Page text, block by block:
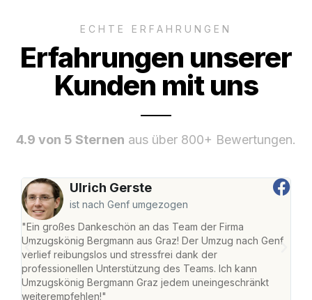
ECHTE ERFAHRUNGEN
Erfahrungen unserer
Kunden mit uns
4.9 von 5 Sternen aus über 800+ Bewertungen.
Ulrich Gerste
ist nach Genf umgezogen
"Ein großes Dankeschön an das Team der Firma
Umzugskönig Bergmann aus Graz! Der Umzug nach Genf
verlief reibungslos und stressfrei dank der
professionellen Unterstützung des Teams. Ich kann
Umzugskönig Bergmann Graz jedem uneingeschränkt
weiterempfehlen!"